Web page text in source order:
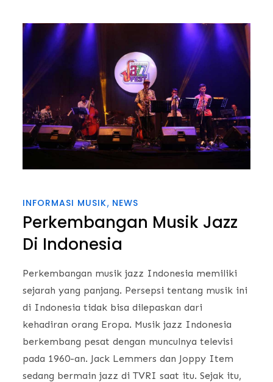
INFORMASI MUSIK NEWS
Perkembangan Musik Jazz
Di Indonesia
Perkembangan musik jazz Indonesia memiliki
sejarah yang panjang. Persepsi tentang musik ini
di Indonesia tidak bisa dilepaskan dari
kehadiran orang Eropa. Musik jazz Indonesia
berkembang pesat dengan munculnya televisi
pada 1960-an. Jack Lemmers dan Joppy Item
sedang bermain jazz di TVRI saat itu. Sejak itu,